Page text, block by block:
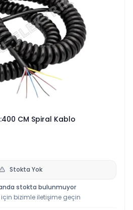
CM Spiral Kablo
Stokta Yok
stokta bulunmuyor
bizimle iletişime geçin